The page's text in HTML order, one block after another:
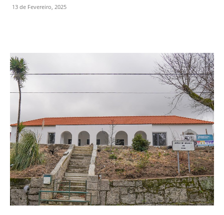
13 de Fevereiro, 2025